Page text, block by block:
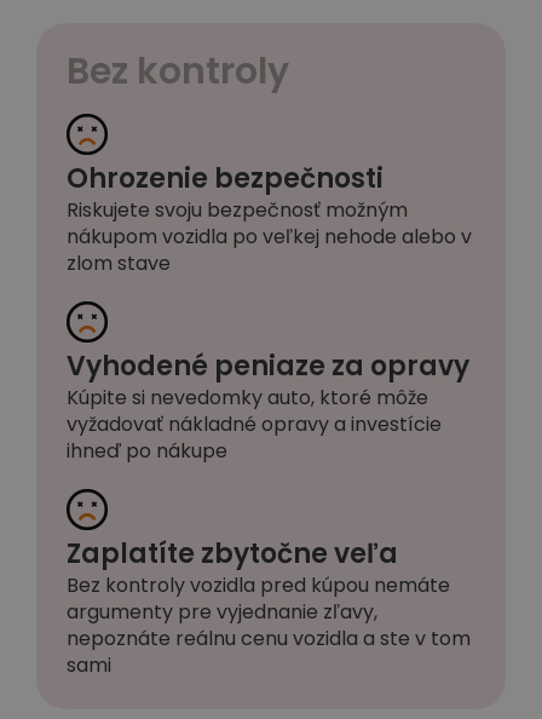
Bez kontroly
Ohrozenie bezpečnosti
Riskujete svoju bezpečnosť možným
nákupom vozidla po veľkej nehode alebo v
zlom stave
Vyhodené peniaze za opravy
Kúpite si nevedomky auto, ktoré môže
vyžadovať nákladné opravy a investície
ihneď po nákupe
Zaplatíte zbytočne veľa
Bez kontroly vozidla pred kúpou nemáte
argumenty pre vyjednanie zľavy,
nepoznáte reálnu cenu vozidla a ste v tom
sami